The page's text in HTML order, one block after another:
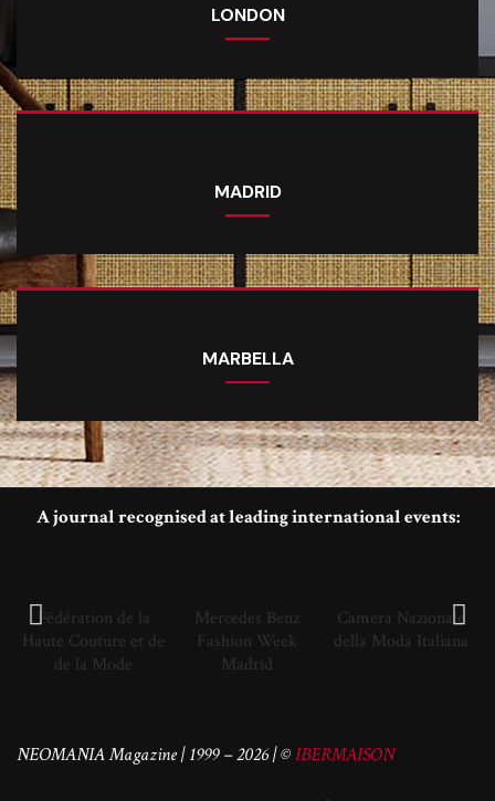
LONDON
MADRID
MARBELLA
A journal recognised at leading international events:
Fédération de la
Haute Couture et de
de la Mode
Mercedes Benz
Fashion Week
Madrid
Camera Nazionale
della Moda Italiana
NEOMANIA Magazine | 1999 – 2026 | ©IBERMAISON